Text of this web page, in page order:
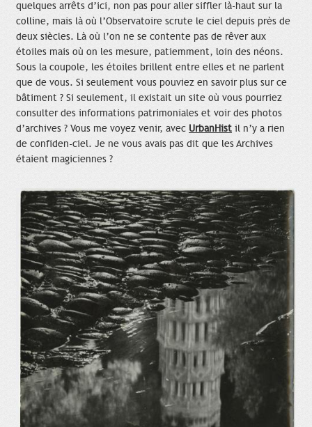
quelques arrêts d’ici, non pas pour aller siffler là-haut sur la
colline, mais là où l’Observatoire scrute le ciel depuis près de
deux siècles. Là où l’on ne se contente pas de rêver aux
étoiles mais où on les mesure, patiemment, loin des néons.
Sous la coupole, les étoiles brillent entre elles et ne parlent
que de vous. Si seulement vous pouviez en savoir plus sur ce
bâtiment ? Si seulement, il existait un site où vous pourriez
consulter des informations patrimoniales et voir des photos
d’archives ? Vous me voyez venir, avec UrbanHist il n’y a rien
de confiden-ciel. Je ne vous avais pas dit que les Archives
étaient magiciennes ?